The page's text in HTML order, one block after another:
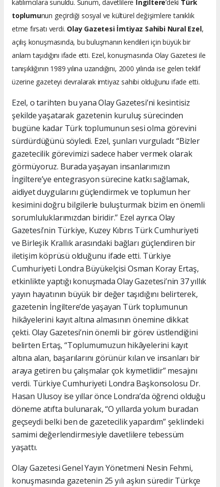
katılımcılara sunuldu. Sunum, davetlilere İngiltere’deki Türk
toplumunun geçirdiği sosyal ve kültürel değişimlere tanıklık
etme fırsatı verdi. Olay Gazetesi İmtiyaz Sahibi Nural Ezel,
açılış konuşmasında, bu buluşmanın kendileri için büyük bir
anlam taşıdığını ifade etti. Ezel, konuşmasında Olay Gazetesi ile
tanışıklığının 1989 yılına uzandığını, 2000 yılında ise gelen teklif
üzerine gazeteyi devralarak imtiyaz sahibi olduğunu ifade etti.
Ezel, o tarihten bu yana Olay Gazetesi’ni kesintisiz
şekilde yaşatarak gazetenin kuruluş sürecinden
bugüne kadar Türk toplumunun sesi olma görevini
sürdürdüğünü söyledi. Ezel, şunları vurguladı: “Bizler
gazetecilik görevimizi sadece haber vermek olarak
görmüyoruz. Burada yaşayan insanlarımızın
İngiltere’ye entegrasyon sürecine katkı sağlamak,
aidiyet duygularını güçlendirmek ve toplumun her
kesimini doğru bilgilerle buluşturmak bizim en önemli
sorumluluklarımızdan biridir.” Ezel ayrıca Olay
Gazetesi’nin Türkiye, Kuzey Kıbrıs Türk Cumhuriyeti
ve Birleşik Krallık arasındaki bağları güçlendiren bir
iletişim köprüsü olduğunu ifade etti. Türkiye
Cumhuriyeti Londra Büyükelçisi Osman Koray Ertaş,
etkinlikte yaptığı konuşmada Olay Gazetesi’nin 37 yıllık
yayın hayatının büyük bir değer taşıdığını belirterek,
gazetenin İngiltere’de yaşayan Türk toplumunun
hikâyelerini kayıt altına almasının önemine dikkat
çekti. Olay Gazetesi’nin önemli bir görev üstlendiğini
belirten Ertaş, “Toplumumuzun hikâyelerini kayıt
altına alan, başarılarını görünür kılan ve insanları bir
araya getiren bu çalışmalar çok kıymetlidir” mesajını
verdi. Türkiye Cumhuriyeti Londra Başkonsolosu Dr.
Hasan Ulusoy ise yıllar önce Londra’da öğrenci olduğu
döneme atıfta bulunarak, “O yıllarda yolum buradan
geçseydi belki ben de gazetecilik yapardım” şeklindeki
samimi değerlendirmesiyle davetlilere tebessüm
yaşattı.
Olay Gazetesi Genel Yayın Yönetmeni Nesin Fehmi,
konuşmasında gazetenin 25 yılı aşkın süredir Türkçe